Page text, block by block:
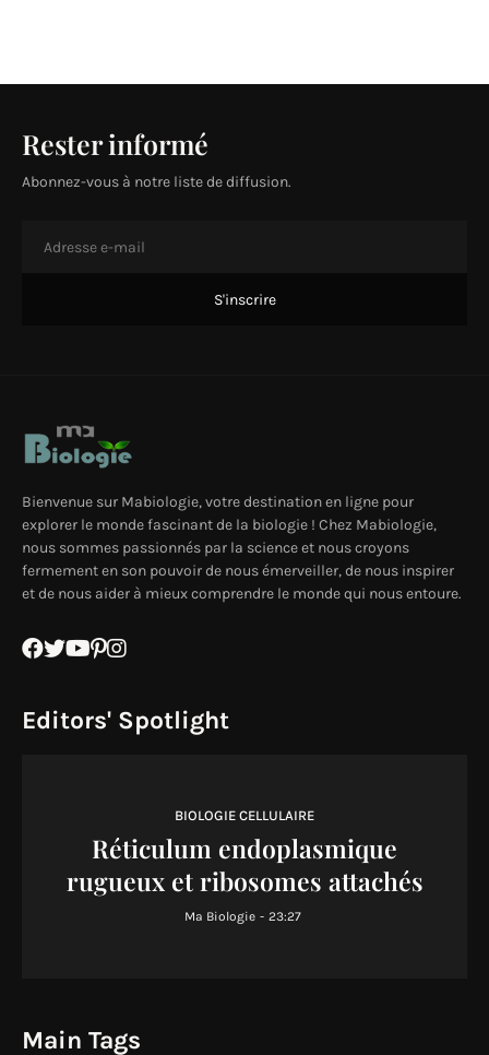
Rester informé
Abonnez-vous à notre liste de diffusion.
Bienvenue sur Mabiologie, votre destination en ligne pour
explorer le monde fascinant de la biologie ! Chez Mabiologie,
nous sommes passionnés par la science et nous croyons
fermement en son pouvoir de nous émerveiller, de nous inspirer
et de nous aider à mieux comprendre le monde qui nous entoure.
Editors' Spotlight
BIOLOGIE CELLULAIRE
Réticulum endoplasmique
rugueux et ribosomes attachés
Ma Biologie - 23:27
Main Tags